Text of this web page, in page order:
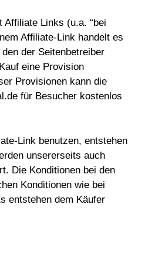
Affiliate Links (u.a. “bei
Affiliate-Link handelt es
der Seitenbetreiber
eine Provision
Provisionen kann die
für Besucher kostenlos
Link benutzen, entstehen
unsererseits auch
Die Konditionen bei den
Konditionen wie bei
entstehen dem Käufer